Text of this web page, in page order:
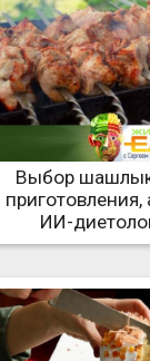
Выбор
ИИ-